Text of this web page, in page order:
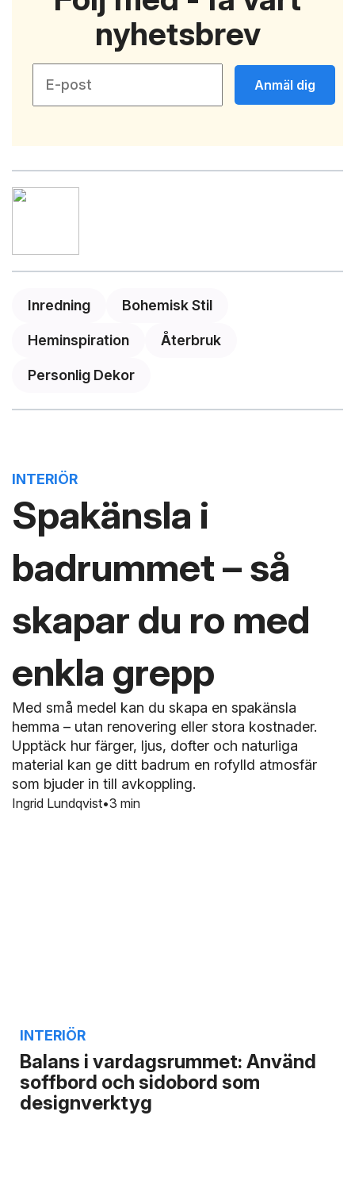
Inredning Bohemisk Stil
Heminspiration Återbruk
Personlig Dekor
nyhetsbrev
Anmäl dig
Spakänsla i
badrummet – så
skapar du ro med
enkla grepp
INTERIÖR
3 min
Med små medel kan du skapa en spakänsla
hemma – utan renovering eller stora kostnader.
Upptäck hur färger, ljus, dofter och naturliga
material kan ge ditt badrum en rofylld atmosfär
som bjuder in till avkoppling.
Ingrid Lundqvist
Balans i vardagsrummet: Använd
soffbord och sidobord som
designverktyg
INTERIÖR